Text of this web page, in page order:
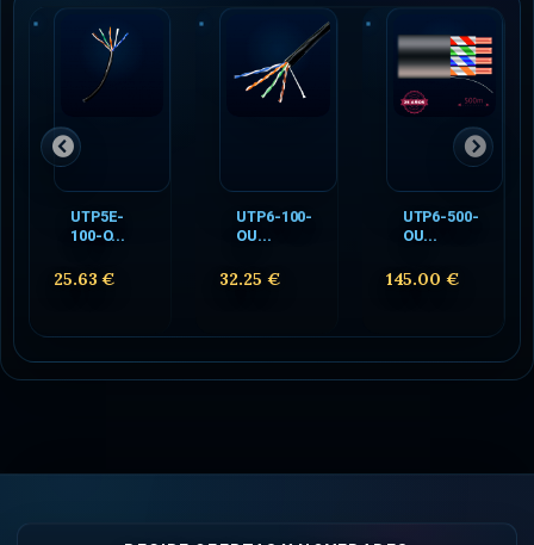
UTP5E-
100-O...
25.63 €
UTP6-100-
OU...
32.25 €
UTP6-500-
OU...
145.00 €